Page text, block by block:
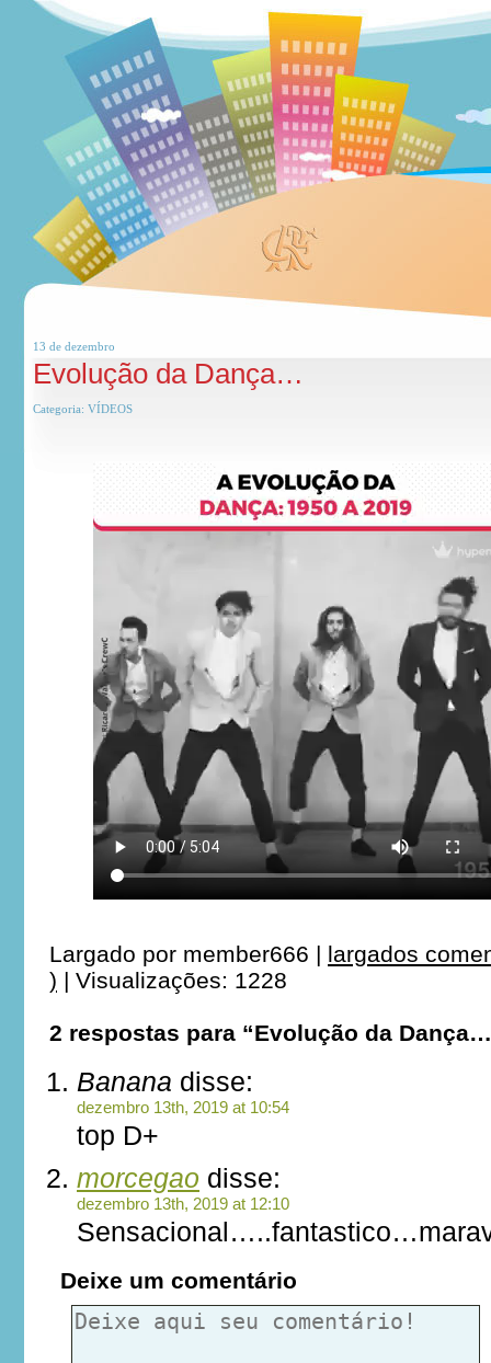
13 de dezembro
Evolução da Dança…
Categoria: VÍDEOS
Largado por member666 | largados
) | Visualizações: 1228
2 respostas para “Evolução da
Banana disse:
dezembro 13th, 2019 at 10:54
top D+
morcegao disse:
dezembro 13th, 2019 at 12:10
Deixe um comentário